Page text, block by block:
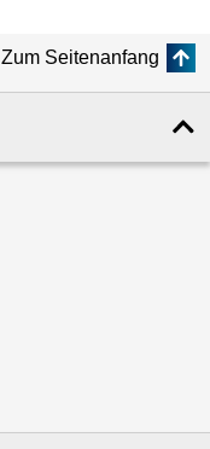
Zum Seitenanfang